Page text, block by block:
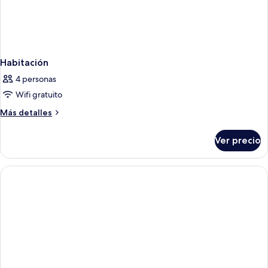
Habitación
4 personas
Wifi gratuito
Más detalles
Más
Ver precio